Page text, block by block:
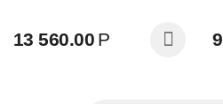
13 560.00 Р